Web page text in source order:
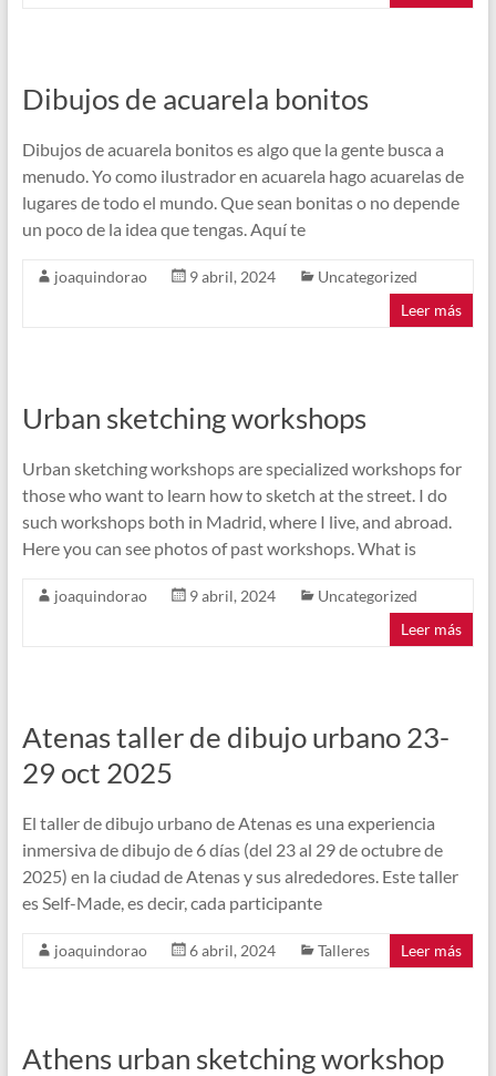
Dibujos de acuarela bonitos
Dibujos de acuarela bonitos es algo que la gente busca a
menudo. Yo como ilustrador en acuarela hago acuarelas de
lugares de todo el mundo. Que sean bonitas o no depende
un poco de la idea que tengas. Aquí te
joaquindorao 9 abril, 2024
Uncategorized
Leer más
Urban sketching workshops
Urban sketching workshops are specialized workshops for
those who want to learn how to sketch at the street. I do
such workshops both in Madrid, where I live, and abroad.
Here you can see photos of past workshops. What is
joaquindorao 9 abril, 2024
Uncategorized
Leer más
Atenas taller de dibujo urbano 23-
29 oct 2025
El taller de dibujo urbano de Atenas es una experiencia
inmersiva de dibujo de 6 días (del 23 al 29 de octubre de
2025) en la ciudad de Atenas y sus alrededores. Este taller
es Self-Made, es decir, cada participante
joaquindorao 6 abril, 2024 Talleres Leer más
Athens urban sketching workshop